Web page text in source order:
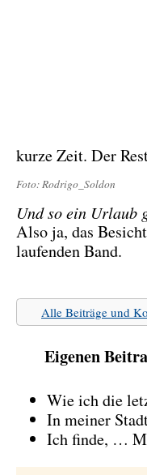
kurze Zeit. Der
Foto: Rodrigo_Soldon
Und so ein Urlaub
Also ja, das
laufenden Band.
Alle Beiträge und
Eigenen
Wie ich die
In meiner
Ich finde, …